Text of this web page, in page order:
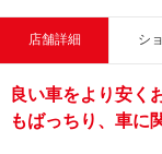
店舗詳細 シ
良い車をより安く
もばっちり、車に